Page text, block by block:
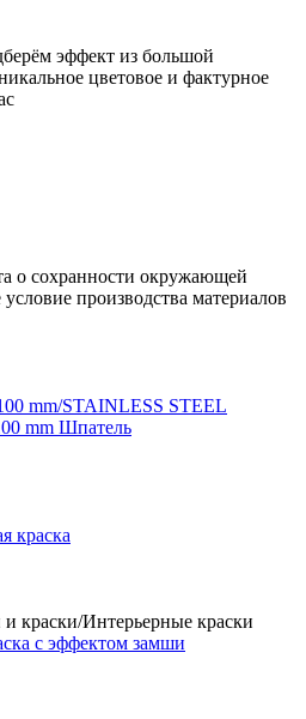
эффект из большой
цветовое и фактурное
о сохранности окружающей
производства материалов
mm/STAINLESS STEEL
mm Шпатель
краска
краски/Интерьерные краски
с эффектом замши